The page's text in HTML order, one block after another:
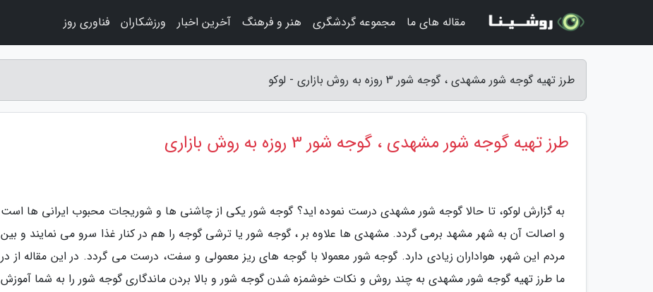
طرز تهیه گوجه شور مشهدی ، گوجه شور 3 روزه به روش بازاری - لوکو
طرز تهیه گوجه شور مشهدی ، گوجه شور 3 روزه به روش بازاری
به گزارش لوکو، تا حالا گوجه شور مشهدی درست نموده اید؟ گوجه شور یکی از چاشنی ها و شوریجات محبوب ایرانی ها است
و اصالت آن به شهر مشهد برمی گردد. مشهدی ها علاوه بر ، گوجه شور یا ترشی گوجه را هم در کنار غذا سرو می نمایند و بین
مردم این شهر، هواداران زیادی دارد. گوجه شور معمولا با گوجه های ریز معمولی و سفت، درست می گردد. در این مقاله از در
ما طرز تهیه گوجه شور مشهدی به چند روش و نکات خوشمزه شدن گوجه شور و بالا بردن ماندگاری گوجه شور را به شما آموزش
مقاله های ما مجموعه گردشگری هنر و فرهنگ آخرین اخبار ورزشکاران فناوری روز